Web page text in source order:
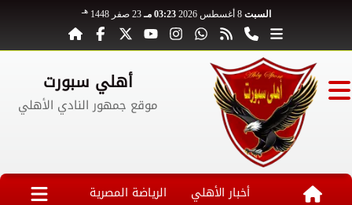
السبت 8 أغسطس 2026 03:23 مـ 23 صفر 1448 هـ
أهلي سبورت
موقع جمهور النادي الأهلي
أخبار الأهلي الرياضة المصرية